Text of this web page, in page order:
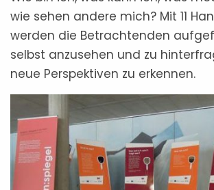
wie sehen andere mich? Mit 11
werden die Betrachtenden
selbst anzusehen und zu
neue Perspektiven zu erkennen.